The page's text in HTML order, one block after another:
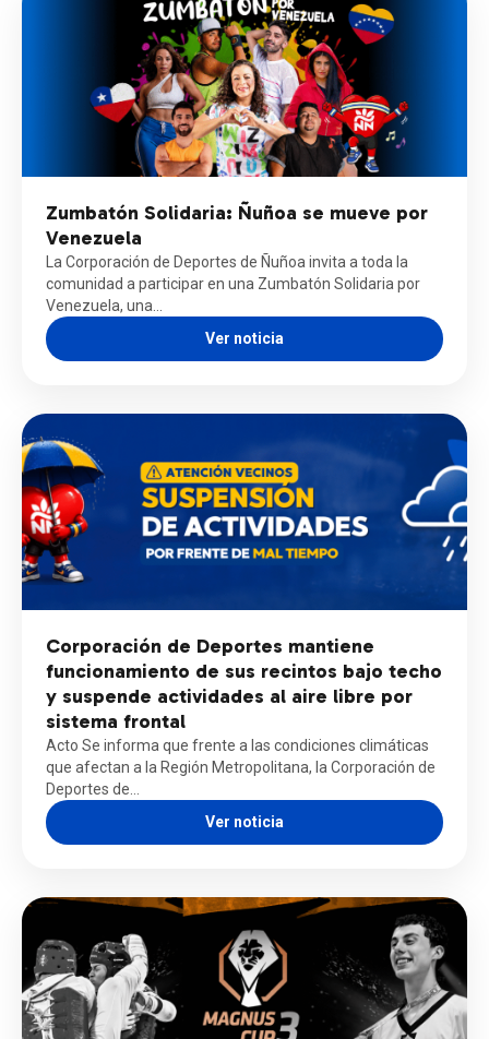
Zumbatón Solidaria: Ñuñoa se mueve por
Venezuela
La Corporación de Deportes de Ñuñoa invita a toda la
comunidad a participar en una Zumbatón Solidaria por
Venezuela, una…
Ver noticia
Corporación de Deportes mantiene
funcionamiento de sus recintos bajo techo
y suspende actividades al aire libre por
sistema frontal
Acto Se informa que frente a las condiciones climáticas
que afectan a la Región Metropolitana, la Corporación de
Deportes de…
Ver noticia